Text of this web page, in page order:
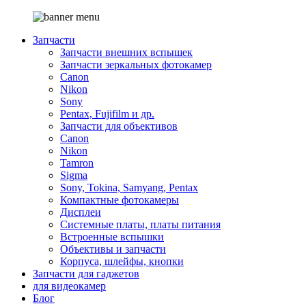
Запчасти
Запчасти внешних вспышек
Запчасти зеркальных фотокамер
Canon
Nikon
Sony
Pentax, Fujifilm и др.
Запчасти для объективов
Canon
Nikon
Tamron
Sigma
Sony, Tokina, Samyang, Pentax
Компактные фотокамеры
Дисплеи
Системные платы, платы питания
Встроенные вспышки
Объективы и запчасти
Корпуса, шлейфы, кнопки
Запчасти для гаджетов
для видеокамер
Блог